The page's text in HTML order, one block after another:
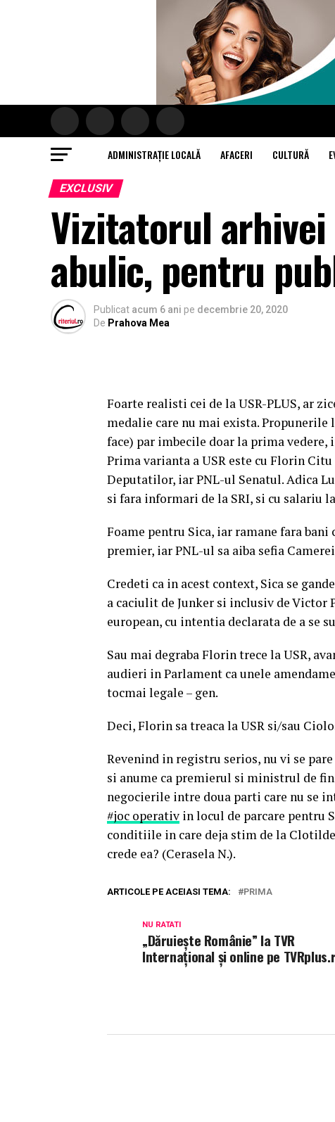
ADMINISTRAȚIE LOCALĂ AFACERI CULTURĂ
EXCLUSIV
Vizitatorul
abulic, pentru
Publicat acum 6 ani pe decembrie 20, 2020
De Prahova Mea
Foarte realisti cei de la USR-PLUS, ar
medalie care nu mai exista.
face) par imbecile doar la prima
Prima varianta a USR este cu Florin
Deputatilor, iar PNL-ul Senatul. Adica
si fara informari de la SRI, si cu salariu
Foame pentru Sica, iar ramane fara
premier, iar PNL-ul sa aiba sefia
Credeti ca in acest context, Sica se
a caciulit de Junker si inclusiv de Victor
european, cu intentia declarata de a se
Sau mai degraba Florin trece la USR,
audieri in Parlament ca unele
tocmai legale – gen.
Deci, Florin sa treaca la USR si/sau
Revenind in registru serios, nu vi se
si anume ca premierul si ministrul de
negocierile intre doua parti care nu se
#joc operativ in locul de parcare pentru
conditiile in care deja stim de la
crede ea? (Cerasela N.).
ARTICOLE PE ACEIASI TEMA: PRIMA
NU RATATI
„Dăruiește Românie” la TVR
Internațional și online pe